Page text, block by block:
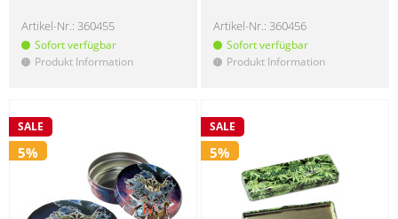
Artikel-Nr.:360455
Sofort verfügbar
! Produkt Information
Artikel-Nr.:360456
Sofort verfügbar
! Produkt Information
SALE
5%
SALE
5%